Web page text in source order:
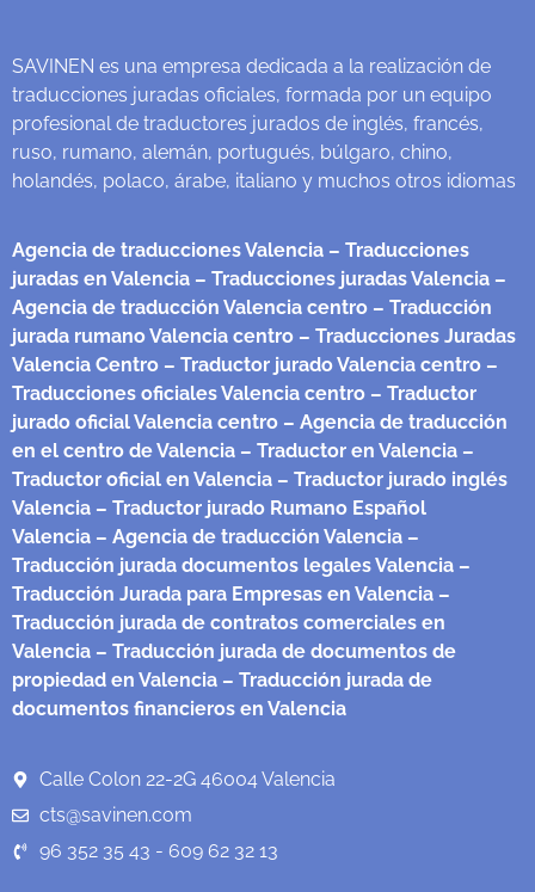
SAVINEN es una empresa dedicada a la realización de
traducciones juradas oficiales, formada por un equipo
profesional de traductores jurados de inglés, francés,
ruso, rumano, alemán, portugués, búlgaro, chino,
holandés, polaco, árabe, italiano y muchos otros idiomas
Agencia de traducciones Valencia – Traducciones
juradas en Valencia – Traducciones juradas Valencia –
Agencia de traducción Valencia centro – Traducción
jurada rumano Valencia centro – Traducciones Juradas
Valencia Centro – Traductor jurado Valencia centro –
Traducciones oficiales Valencia centro – Traductor
jurado oficial Valencia centro – Agencia de traducción
en el centro de Valencia – Traductor en Valencia –
Traductor oficial en Valencia – Traductor jurado inglés
Valencia – Traductor jurado Rumano Español
Valencia – Agencia de traducción Valencia –
Traducción jurada documentos legales Valencia –
Traducción Jurada para Empresas en Valencia –
Traducción jurada de contratos comerciales en
Valencia – Traducción jurada de documentos de
propiedad en Valencia – Traducción jurada de
documentos financieros en Valencia
Calle Colon 22-2G 46004 Valencia
cts@savinen.com
96 352 35 43 - 609 62 32 13